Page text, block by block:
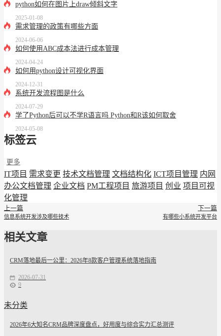
python如何在图片上draw倾斜文字
2025-01-08
需求管理的政策有哪些方面
2024-06-06
如何使用ABC成本法进行成本管理
2024-04-24
如何用python设计可视化界面
2024-12-31
系统开发流程图是什么
2024-07-29
学了Python后可以不学R语言吗 Python和R该如何取舍
2024-05-08
标签云
更多
IT项目 需求变更 技术文档管理 文档结构化 ICT项目管理 内网
办公文档管理 企业文档 PM工程项目 旅游项目 创业 项目可视
化管理
上一篇
信息系统开发涉及哪些技术
下一篇
有哪些小系统开发平台
相关文章
CRM落地最后一公里：2026年8款客户管理系统落地指南
2026-07-31
9
未分类
2026年6大知名CRM品牌深度盘点，好用度与综合实力汇总测评